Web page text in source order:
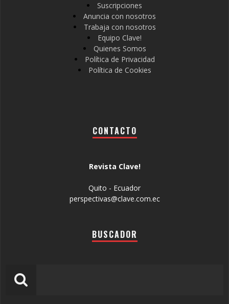
Suscripciones
Anuncia con nosotros
Trabaja con nosotros
Equipo Clave!
Quienes Somos
Política de Privacidad
Política de Cookies
CONTACTO
Revista Clave!
Quito - Ecuador
perspectivas@clave.com.ec
BUSCADOR